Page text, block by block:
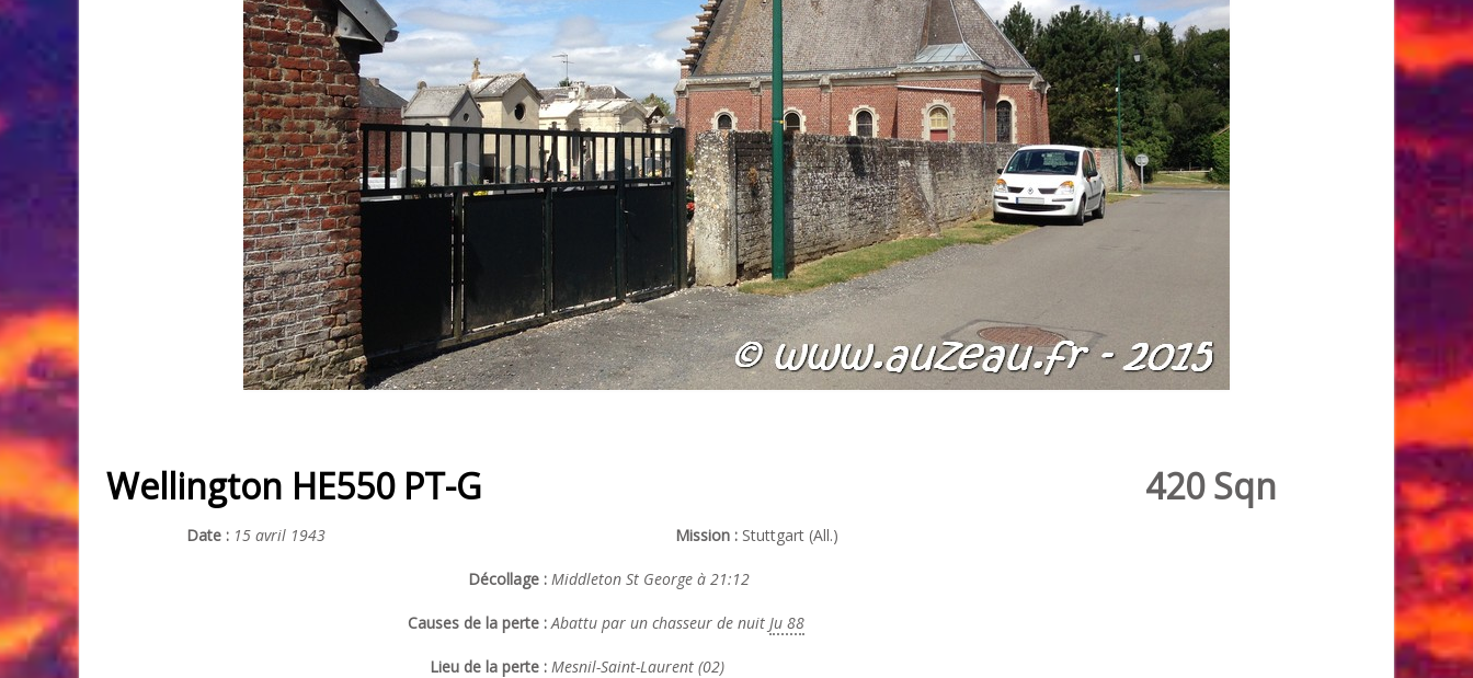
Wellington HE550 PT-G 420 Sqn
Date : 15 avril 1943 Mission : Stuttgart (All.)
Décollage : Middleton St George à 21:12
Causes de la perte :Abattu par un chasseur de nuit Ju 88
Lieu de la perte : Mesnil-Saint-Laurent (02)